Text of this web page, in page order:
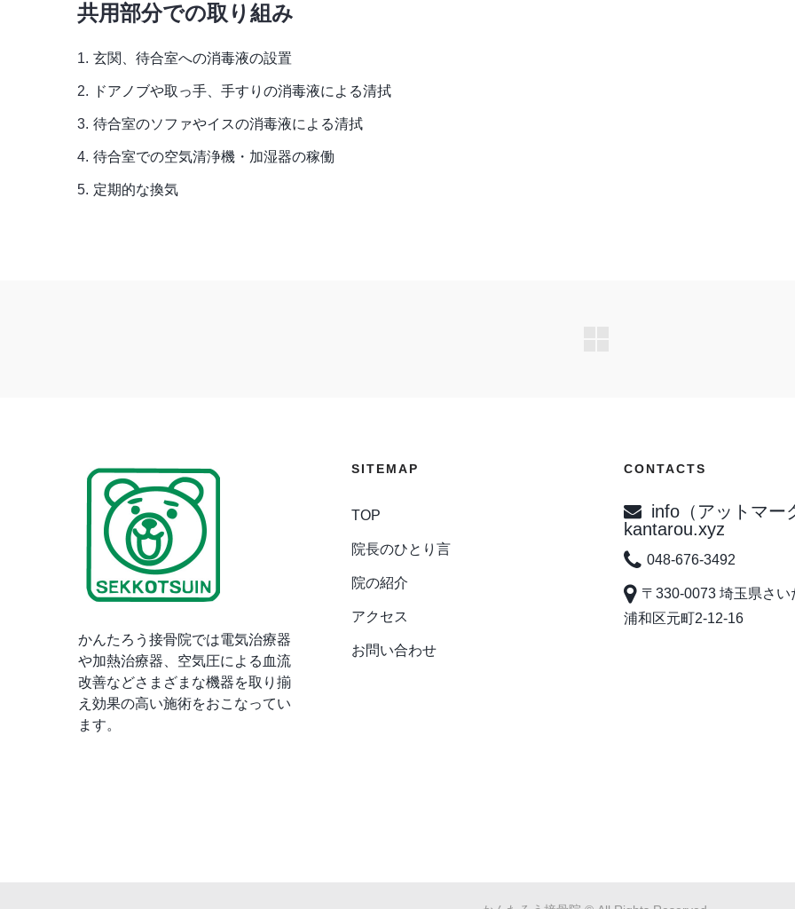
共用部分での取り組み
玄関、待合室への消毒液の設置
ドアノブや取っ手、手すりの消毒液による清拭
待合室のソファやイスの消毒液による清拭
待合室での空気清浄機・加湿器の稼働
定期的な換気
かんたろう接骨院では電気治療器
や加熱治療器、空気圧による血流
改善などさまざまな機器を取り揃
え効果の高い施術をおこなってい
ます。
SITEMAP
TOP
院長のひとり言
院の紹介
アクセス
お問い合わせ
CONTACTS
info（アットマー
kantarou.xyz
048-676-3492
〒330-0073 埼玉県さい
浦和区元町2-12-16